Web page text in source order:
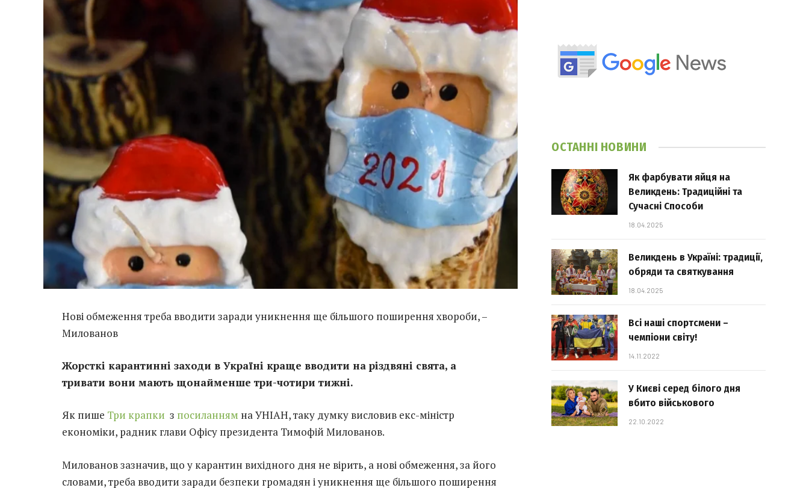
Нові обмеження треба вводити заради уникнення ще більшого поширення хвороби, –
Милованов
Жорсткі карантинні заходи в Україні краще вводити на різдвяні свята, а
тривати вони мають щонайменше три-чотири тижні.
Як пише Три крапки з посиланням на УНІАН, таку думку висловив екс-міністр
економіки, радник глави Офісу президента Тимофій Милованов.
Милованов зазначив, що у карантин вихідного дня не вірить, а нові обмеження, за його
словами, треба вводити заради безпеки громадян і уникнення ще більшого поширення
ОСТАННІ НОВИНИ
Як фарбувати яйця на
Великдень: Традиційні та
Сучасні Способи
18.04.2025
Великдень в Україні: традиції,
обряди та святкування
18.04.2025
Всі наші спортсмени –
чемпіони світу!
14.11.2022
У Києві серед білого дня
вбито військового
22.10.2022